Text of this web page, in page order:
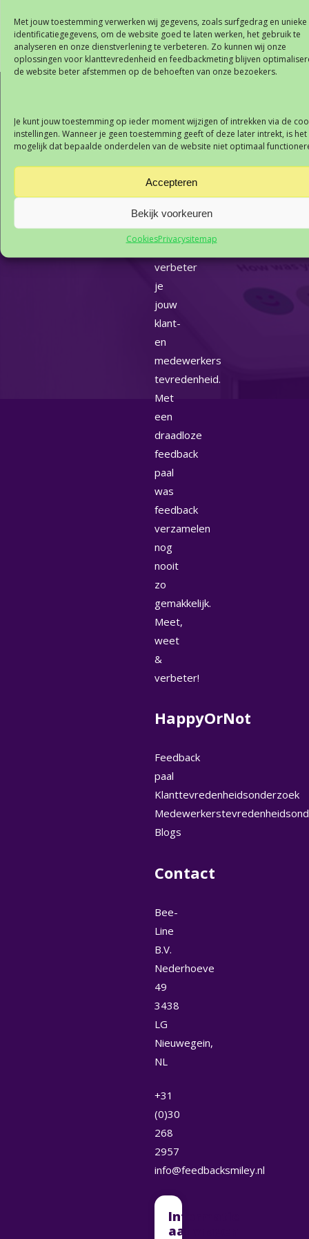
Met jouw toestemming verwerken wij gegevens, zoals surfgedrag en unieke
identificatiegegevens, om de website goed te laten werken, het gebruik te
analyseren en onze dienstverlening te verbeteren. Zo kunnen wij onze
oplossingen voor klanttevredenheid en feedbackmeting blijven
de website beter afstemmen op de behoeften van onze bezoekers.
Je kunt jouw toestemming op ieder moment wijzigen of intrekken via de
instellingen. Wanneer je geen toestemming geeft of deze later intrekt, is het
mogelijk dat bepaalde onderdelen van de website niet optimaal
Accepteren
Bekijk voorkeuren
CookiesPrivacysitemap
de HappyOrNot feedbackzuilen van Feedbacksmiley.nl
Posted in Blog
Bericht
Security te meten
Over
Feedbacksmiley.nl
HappyOrNot
Smiley
feedbackpaal
verbeter
je
jouw
klant-
en
medewerkers
tevredenheid.
Met
een
draadloze
feedback
paal
was
feedback
verzamelen
nog
nooit
zo
gemakkelijk.
Meet,
weet
&
verbeter!
HappyOrNot
Feedback
paal
Klanttevredenheidsonderzoek
Blogs
Contact
Bee-
Line
B.V.
Nederhoeve
49
3438
LG
Nieuwegein,
NL
+31
(0)30
268
2957
info@feedbacksmiley.nl
Informatie
aanvragen